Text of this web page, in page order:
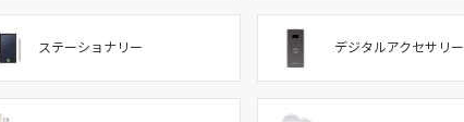
ステーショナリー デジタルアクセサリー